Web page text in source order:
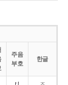
주음
부호
한글